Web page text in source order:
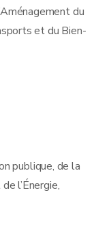
du
et du Bien-
publique, de la
l’Énergie,